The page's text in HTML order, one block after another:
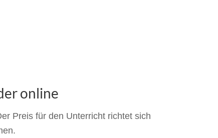
online
Preis für den Unterricht richtet sich